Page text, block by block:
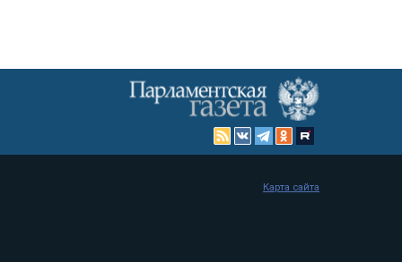
Карта сайта